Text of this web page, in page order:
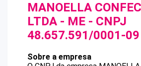
MANOELLA
LTDA - ME - CNPJ
48.657.591/0001-09
Sobre a empresa